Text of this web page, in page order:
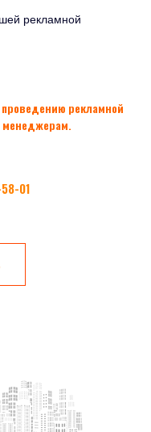
рекламной
рекламной
менеджерам.
01